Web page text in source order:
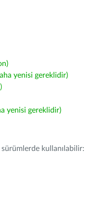
yenisi gereklidir)
yenisi gereklidir)
sürümlerde kullanılabilir: